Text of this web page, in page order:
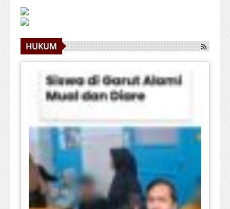
HUKUM